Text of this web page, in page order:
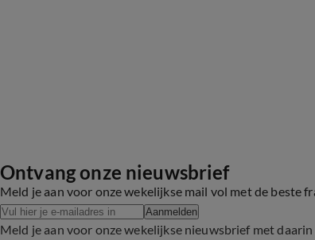
Ontvang onze nieuwsbrief
Meld je aan voor onze wekelijkse mail vol met de beste
Aanmelden
Meld je aan voor onze wekelijkse nieuwsbrief met